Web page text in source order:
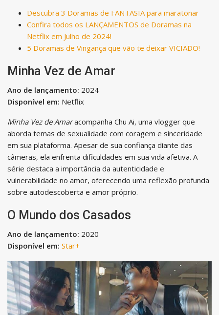
Descubra 3 Doramas de FANTASIA para maratonar
Confira todos os LANÇAMENTOS de Doramas na
Netflix em Julho de 2024!
5 Doramas de Vingança que vão te deixar VICIADO!
Minha Vez de Amar
Ano de lançamento: 2024
Disponível em: Netflix
Minha Vez de Amaracompanha Chu Ai, uma vlogger que
aborda temas de sexualidade com coragem e sinceridade
em sua plataforma. Apesar de sua confiança diante das
câmeras, ela enfrenta dificuldades em sua vida afetiva. A
série destaca a importância da autenticidade e
vulnerabilidade no amor, oferecendo uma reflexão profunda
sobre autodescoberta e amor próprio.
O Mundo dos Casados
Ano de lançamento: 2020
Disponível em: Star+